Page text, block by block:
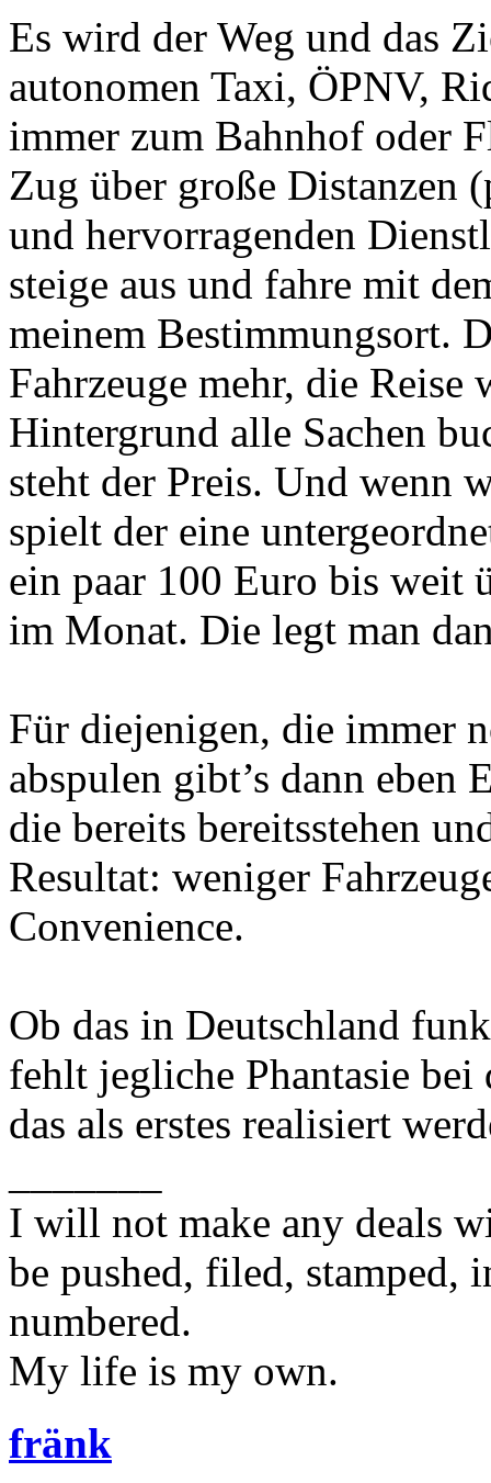
Es wird der Weg und das
autonomen Taxi, ÖPNV,
immer zum Bahnhof oder
Zug über große Distanzen
und hervorragenden
steige aus und fahre mit
meinem Bestimmungsort.
Fahrzeuge mehr, die
Hintergrund alle Sachen
steht der Preis. Und wenn
spielt der eine
ein paar 100 Euro bis weit
im Monat. Die legt man
Für diejenigen, die immer
abspulen gibt’s dann
die bereits bereitsstehen
Resultat: weniger
Convenience.
Ob das in Deutschland
fehlt jegliche Phantasie
das als erstes realisiert
I will not make any deals
be pushed, filed, stamped,
numbered.
My life is my own.
fränk